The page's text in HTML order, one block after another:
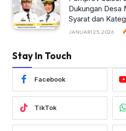
Dukungan Desa
Syarat dan
JANUARI 25, 2026
Stay In Touch
Facebook
TikTok